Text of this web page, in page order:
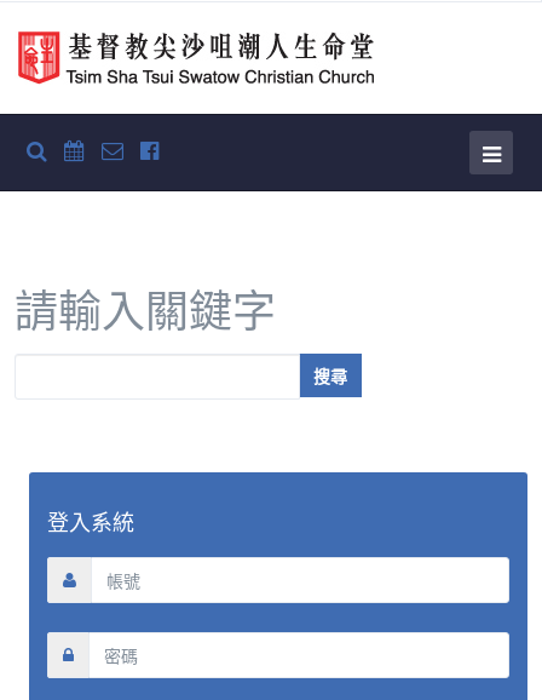
請輸入關鍵字
搜尋
登入系統